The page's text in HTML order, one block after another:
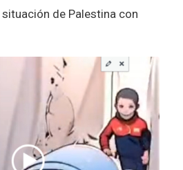
de Palestina con